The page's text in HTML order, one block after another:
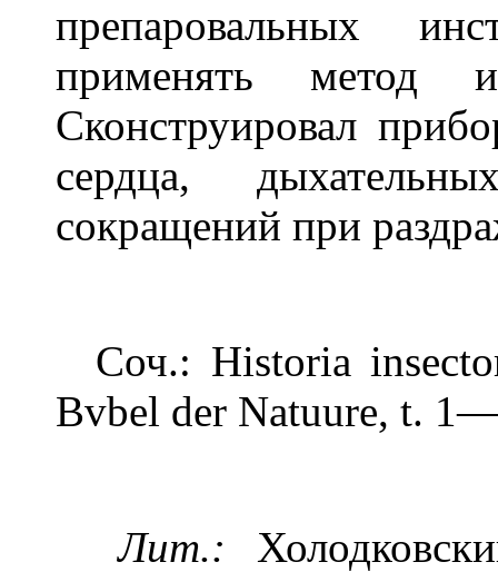
препаровальных
применять метод
Сконструировал
сердца,
сокращений при
Соч.: Historia
Bvbel der Natuure, t.
Лит.: